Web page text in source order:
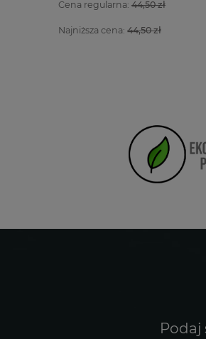
Cena regularna: 44,50 zł
Najniższa cena: 44,50 zł
Podaj